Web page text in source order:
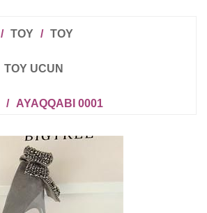
/ TOY / TOY
TOY UCUN
/ AYAQQABI 0001